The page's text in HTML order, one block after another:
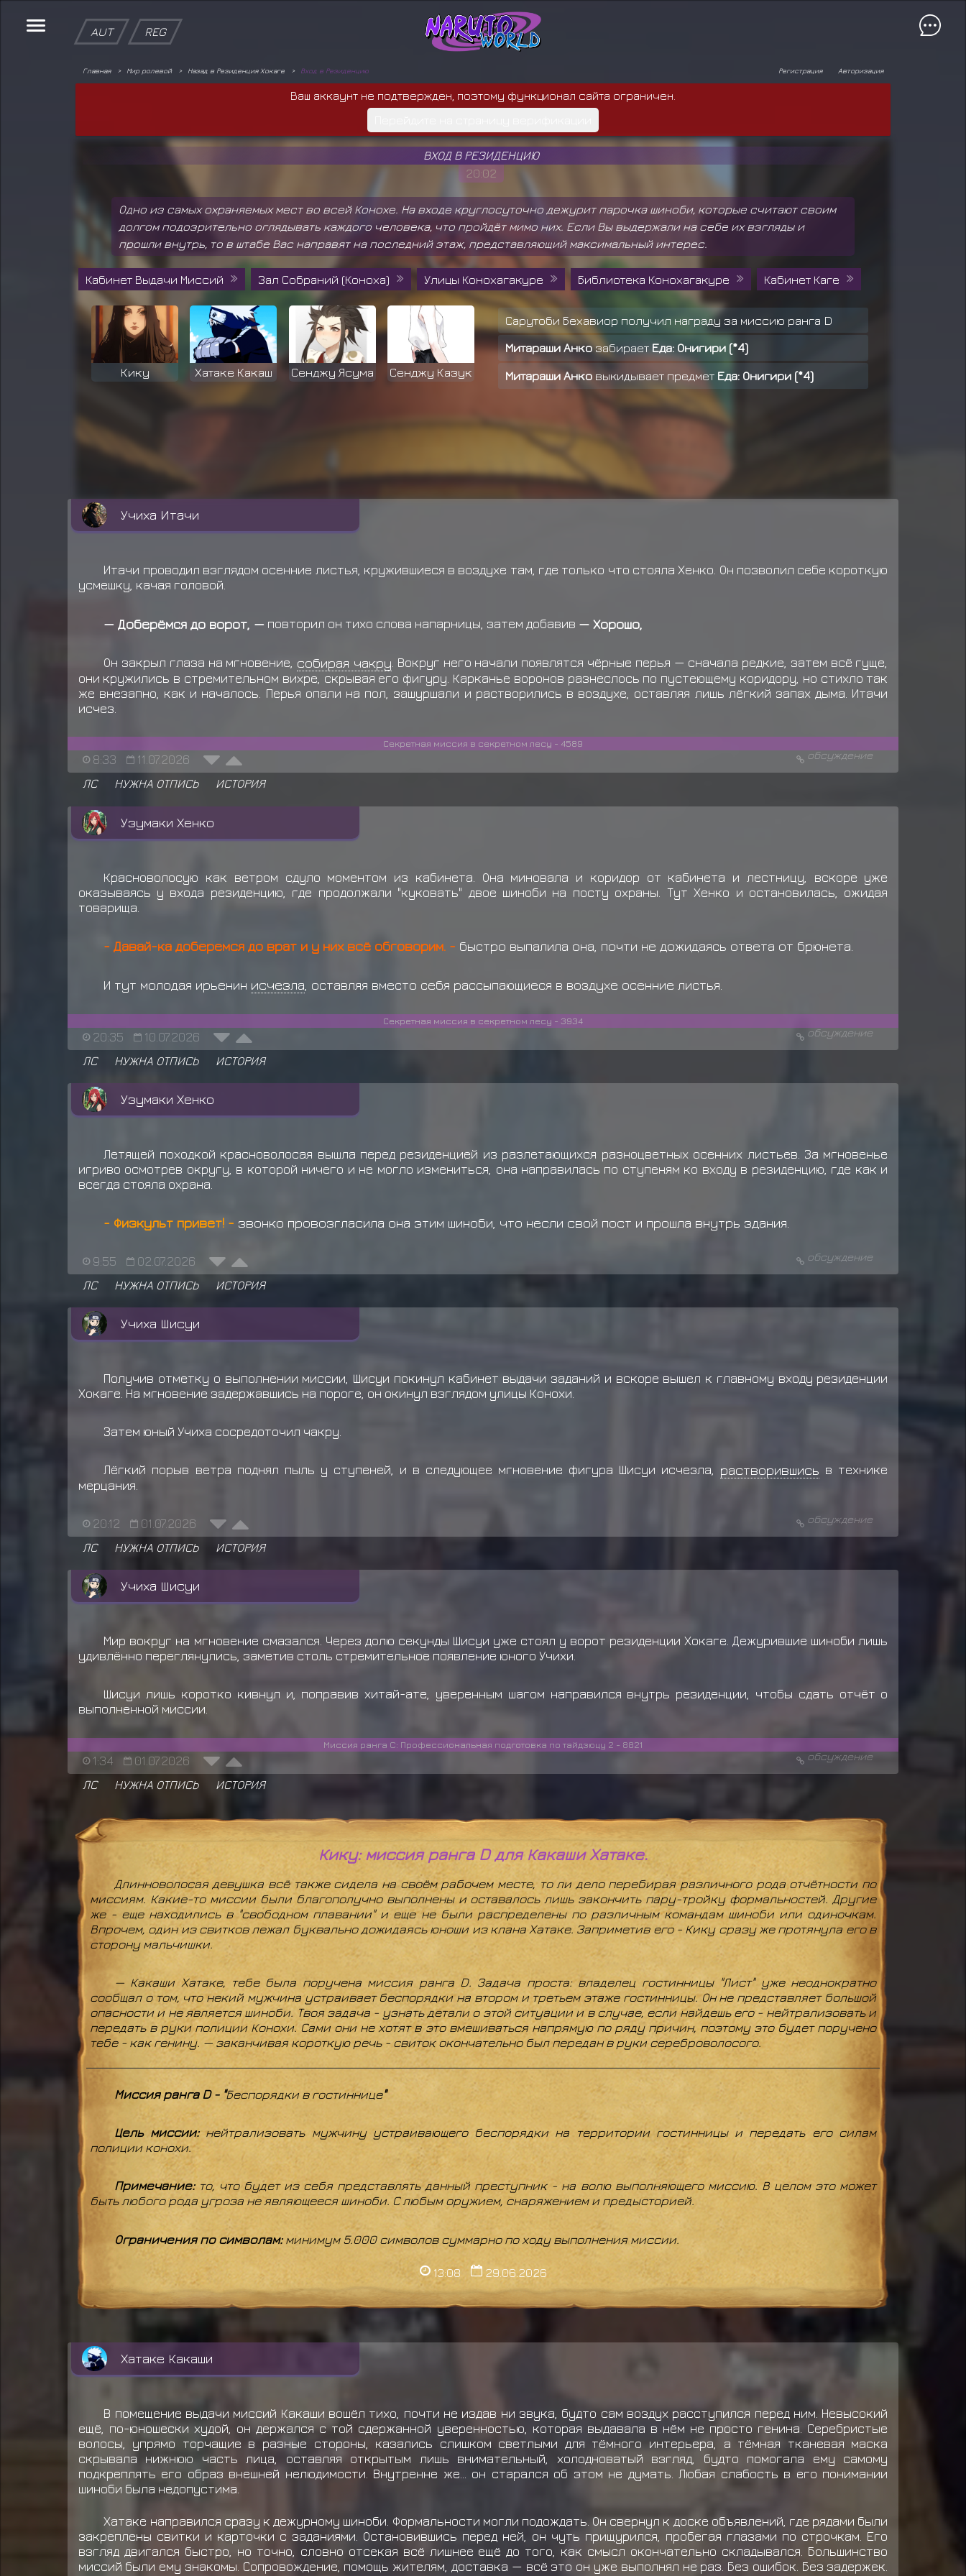
AUT REG
Главная Мир ролевой Назад в Резиденция Хокаге Вход в Резиденцию Авторизация
Регистрация
Ваш аккаунт не подтвержден, поэтому функционал сайта ограничен.
ВХОД В РЕЗИДЕНЦИЮ
20:02
Одно из самых охраняемых мест во всей Конохе. На входе круглосуточно дежурит парочка шиноби, которые считают своим
долгом подозрительно оглядывать каждого человека, что пройдёт мимо них. Если Вы выдержали на себе их взгляды и
прошли внутрь, то в штабе Вас направят на последний этаж, представляющий максимальный интерес.
Кабинет Выдачи Миссий Зал Собраний (Коноха) Улицы Конохагакуре Библиотека Конохагакуре Кабинет Каге
Кику Хатаке Какаш Сенджу Ясума Сенджу Казук
Сарутоби Бехавиор получил награду за миссию ранга D
Митараши Анкозабирает Еда: Онигири (*4)
Митараши Анко выкидывает предмет Еда: Онигири (*4)
Ямато получил награду за миссию ранга C
Узумаки Сатору
Снаряжение: Макимоно
Узумаки Сатору получил награду за миссию ранга D
Хатаке Какаши получил награду за миссию ранга A
Сенджу Тобирама получил награду за миссию ранга C
Хьюга Ханаби получил награду за миссию ранга C
Намиказе МинатозабираетОдежда: Жёлто-красное кимоно
Намиказе Минато забирает
Учиха Итачи
Итачи проводил взглядом осенние листья, кружившиеся в воздухе там, где только что стояла Хенко. Он позволил себе короткую
усмешку, качая головой.
— Доберёмся до ворот, — повторил он тихо слова напарницы, затем добавив — Хорошо,
Он закрыл глаза на мгновение, собирая чакру . Вокруг него начали появлятся чёрные перья — сначала редкие, затем всё гуще,
они кружились в стремительном вихре, скрывая его фигуру. Карканье воронов разнеслось по пустеющему коридору, но стихло так
же внезапно, как и началось. Перья опали на пол, зашуршали и растворились в воздухе, оставляя лишь лёгкий запах дыма. Итачи
исчез.
Секретная миссия в секретном лесу - 4589
8:33 11.07.2026 обсуждение
ЛС НУЖНА ОТПИСЬ ИСТОРИЯ
Узумаки Хенко
Красноволосую как ветром сдуло моментом из кабинета. Она миновала и коридор от кабинета и лестницу, вскоре уже
оказываясь у входа резиденцию, где продолжали "куковать" двое шиноби на посту охраны. Тут Хенко и остановилась, ожидая
товарища.
- Давай-ка доберемся до врат и у них всё обговорим. - быстро выпалила она, почти не дожидаясь ответа от брюнета.
И тут молодая ирьенин исчезла , оставляя вместо себя рассыпающиеся в воздухе осенние листья.
Секретная миссия в секретном лесу - 3934
20:35 10.07.2026 обсуждение
ЛС НУЖНА ОТПИСЬ ИСТОРИЯ
Узумаки Хенко
Летящей походкой красноволосая вышла перед резиденцией из разлетающихся разноцветных осенних листьев. За мгновенье
игриво осмотрев округу, в которой ничего и не могло измениться, она направилась по ступеням ко входу в резиденцию, где как и
всегда стояла охрана.
- Физкульт привет! - звонко провозгласила она этим шиноби, что несли свой пост и прошла внутрь здания.
9:55 02.07.2026 обсуждение
ЛС НУЖНА ОТПИСЬ ИСТОРИЯ
Учиха Шисуи
Получив отметку о выполнении миссии, Шисуи покинул кабинет выдачи заданий и вскоре вышел к главному входу резиденции
Хокаге. На мгновение задержавшись на пороге, он окинул взглядом улицы Конохи.
Затем юный Учиха сосредоточил чакру.
Лёгкий порыв ветра поднял пыль у ступеней, и в следующее мгновение фигура Шисуи исчезла, растворившись в технике
мерцания.
20:12 01.07.2026 обсуждение
ЛС НУЖНА ОТПИСЬ ИСТОРИЯ
Учиха Шисуи
Мир вокруг на мгновение смазался. Через долю секунды Шисуи уже стоял у ворот резиденции Хокаге. Дежурившие шиноби лишь
удивлённо переглянулись, заметив столь стремительное появление юного Учихи.
Шисуи лишь коротко кивнул и, поправив хитай-ате, уверенным шагом направился внутрь резиденции, чтобы сдать отчёт о
выполненной миссии.
Миссия ранга C: Профессиональная подготовка по тайдзюцу 2 - 8821
1:34 01.07.2026 обсуждение
ЛС НУЖНА ОТПИСЬ ИСТОРИЯ
Кику: миссия ранга D для Какаши Хатаке.
Длинноволосая девушка всё также сидела на своём рабочем месте, то ли дело перебирая различного рода отчётности по
миссиям. Какие-то миссии были благополучно выполнены и оставалось лишь закончить пару-тройку формальностей. Другие
же - еще находились в "свободном плавании" и еще не были распределены по различным командам шиноби или одиночкам.
Впрочем, один из свитков лежал буквально дожидаясь юноши из клана Хатаке. Заприметив его - Кику сразу же протянула его в
сторону мальчишки.
— Какаши Хатаке, тебе была поручена миссия ранга D. Задача проста: владелец гостинницы "Лист" уже неоднократно
сообщал о том, что некий мужчина устраивает беспорядки на втором и третьем этаже гостинницы. Он не представляет большой
опасности и не является шиноби. Твоя задача - узнать детали о этой ситуации и в случае, если найдешь его - нейтрализовать и
передать в руки полиции Конохи. Сами они не хотят в это вмешиваться напрямую по ряду причин, поэтому это будет поручено
тебе - как генину. — заканчивая короткую речь - свиток окончательно был передан в руки сереброволосого.
Миссия ранга D - "Беспорядки в гостиннице"
Цель миссии:нейтрализовать мужчину устраивающего беспорядки на территории гостинницы и передать его силам
полиции конохи.
Примечание:то, что будет из себя представлять данный преступник - на волю выполняющего миссию. В целом это может
быть любого рода угроза не являющееся шиноби. С любым оружием, снаряжением и предысторией.
Ограничения по символам:минимум 5.000 символов суммарно по ходу выполнения миссии.
13:08 29.06.2026
Хатаке Какаши
В помещение выдачи миссий Какаши вошёл тихо, почти не издав ни звука, будто сам воздух расступился перед ним. Невысокий
ещё, по-юношески худой, он держался с той сдержанной уверенностью, которая выдавала в нём не просто генина. Серебристые
волосы, упрямо торчащие в разные стороны, казались слишком светлыми для тёмного интерьера, а тёмная тканевая маска
скрывала нижнюю часть лица, оставляя открытым лишь внимательный, холодноватый взгляд, будто помогала ему самому
подкреплять его образ внешней нелюдимости. Внутренне же... он старался об этом не думать. Любая слабость в его понимании
шиноби была недопустима.
Хатаке направился сразу к дежурному шиноби. Формальности могли подождать. Он свернул к доске объявлений, где рядами были
закреплены свитки и карточки с заданиями. Остановившись перед ней, он чуть прищурился, пробегая глазами по строчкам. Его
взгляд двигался быстро, но точно, словно отсекая всё лишнее ещё до того, как смысл окончательно складывался. Большинство
миссий были ему знакомы. Сопровождение, помощь жителям, доставка — всё это он уже выполнял не раз. Без ошибок. Без задержек.